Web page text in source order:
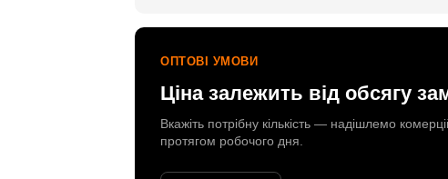
ОПТОВІ УМОВИ
Ціна залежить від обсягу
Вкажіть потрібну кількість — надішлемо
протягом робочого дня.